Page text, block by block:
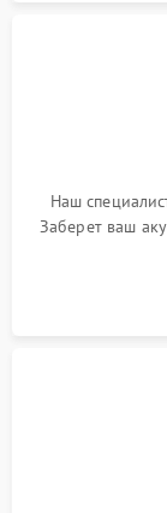
Наш
Заберет ваш